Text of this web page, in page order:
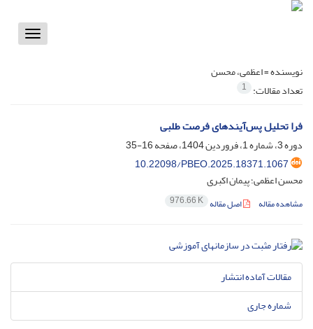
Toggle
نویسنده =اعظمی، محسن
تعداد مقالات: 1
فرا تحلیل پس‌آیندهای فرصت طلبی
دوره 3، شماره 1، فروردین 1404، صفحه
16-35
10.22098/PBEO.2025.18371.1067
محسن اعظمی؛ پیمان اکبری
مشاهده مقاله اصل مقاله 976.66 K
مقالات آماده انتشار
شماره جاری